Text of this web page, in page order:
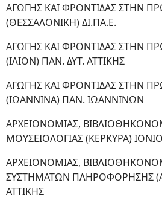
ΑΓΩΓΗΣ ΚΑΙ ΦΡΟΝΤΙΔΑΣ ΣΤΗΝ
(ΘΕΣΣΑΛΟΝΙΚΗ) ΔΙ.ΠΑ.Ε.
ΑΓΩΓΗΣ ΚΑΙ ΦΡΟΝΤΙΔΑΣ ΣΤΗΝ
(ΙΛΙΟΝ) ΠΑΝ. ΔΥΤ. ΑΤΤΙΚΗΣ
ΑΓΩΓΗΣ ΚΑΙ ΦΡΟΝΤΙΔΑΣ ΣΤΗΝ
(ΙΩΑΝΝΙΝΑ) ΠΑΝ. ΙΩΑΝΝΙΝΩΝ
ΑΡΧΕΙΟΝΟΜΙΑΣ,
ΜΟΥΣΕΙΟΛΟΓΙΑΣ (ΚΕΡΚΥΡΑ)
ΑΡΧΕΙΟΝΟΜΙΑΣ,
ΣΥΣΤΗΜΑΤΩΝ ΠΛΗΡΟΦΟΡΗΣΗΣ
ΑΤΤΙΚΗΣ